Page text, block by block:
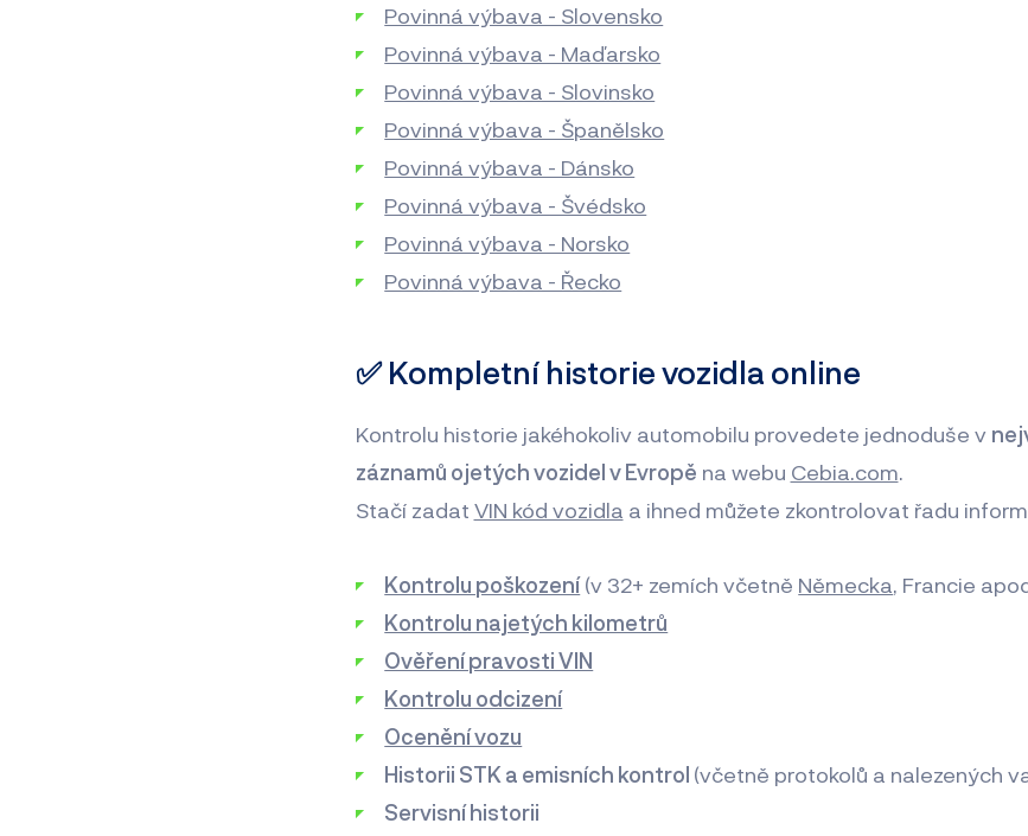
Povinná výbava - Slovensko
Povinná výbava - Maďarsko
Povinná výbava - Slovinsko
Povinná výbava - Španělsko
Povinná výbava - Dánsko
Povinná výbava - Švédsko
Povinná výbava - Norsko
Povinná výbava - Řecko
✅ Kompletní historie vozidla online
Kontrolu historie jakéhokoliv automobilu provedete jednoduše v
záznamů ojetých vozidel v Evropě na webu Cebia.com.
Stačí zadat VIN kód vozidla a ihned můžete zkontrolovat řadu
Kontrolu poškození(v 32+ zemích včetně Německa, Francie
Kontrolu najetých kilometrů
Ověření pravosti VIN
Kontrolu odcizení
Ocenění vozu
Historii STK a emisních kontrol (včetně protokolů a nalezených
Servisní historii